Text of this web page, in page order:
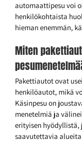
automaattipesu voi
henkilökohtaista
hieman enemmän,
Miten
Pakettiautot ovat
henkilöautot, mikä
Käsinpesu on
menetelmiä ja
erityisen hyödyllistä,
saavutettavia